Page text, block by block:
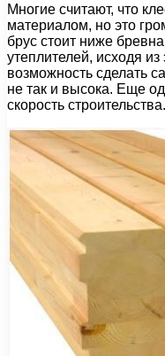
Многие считают, что
материалом, но это
брус стоит ниже
утеплителей, исходя
возможность сделать
не так и высока. Еще
скорость строительства.